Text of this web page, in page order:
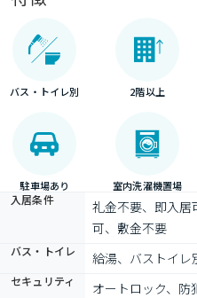
バス・トイレ別 2階以上
駐車場あり 室内洗濯機置場
入居条件
礼金不要、即入居
可、敷金不要
バス・トイレ 給湯、バストイレ
セキュリティ オートロック、防